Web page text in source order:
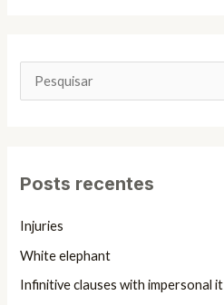
u
Posts recentes
Injuries
White elephant
Infinitive clauses with impersonal it